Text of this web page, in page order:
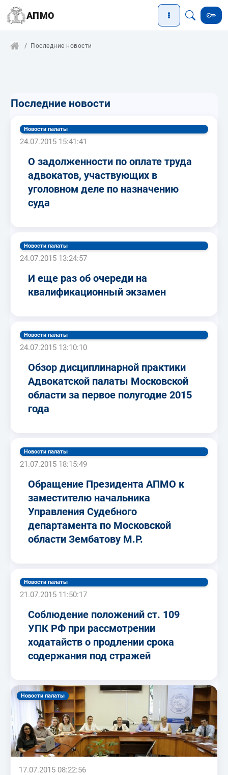
АПМО
Последние новости
Последние новости
Новости палаты
24.07.2015 15:41:41
О задолженности по оплате труда
адвокатов, участвующих в
уголовном деле по назначению
суда
Новости палаты
24.07.2015 13:24:57
И еще раз об очереди на
квалификационный экзамен
Новости палаты
24.07.2015 13:10:10
Обзор дисциплинарной практики
Адвокатской палаты Московской
области за первое полугодие 2015
года
Новости палаты
21.07.2015 18:15:49
Обращение Президента АПМО к
заместителю начальника
Управления Судебного
департамента по Московской
области Зембатову М.Р.
Новости палаты
21.07.2015 11:50:17
Соблюдение положений ст. 109
УПК РФ при рассмотрении
ходатайств о продлении срока
содержания под стражей
Новости палаты
17.07.2015 08:22:56